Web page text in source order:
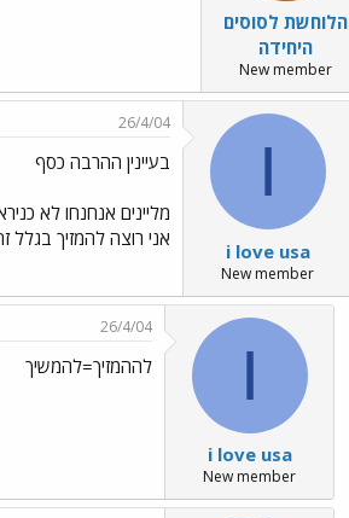
הלוחשת לסוסים
היחידה
New member
I
i love usa
New member
26/4/04
בעיינין ההרבה כסף
אני רוצה להמזיך בגלל
I
i love usa
New member
26/4/04
לההמזיך=להמשיך